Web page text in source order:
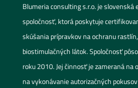
Blumeria consulting s.r.o. je slovenská
spoločnosť, ktorá poskytuje
skúšania prípravkov na ochranu
biostimulačných látok. Spoločnosť
roku 2010. Jej činnosť je zameraná na
na vykonávanie autorizačných pokusov